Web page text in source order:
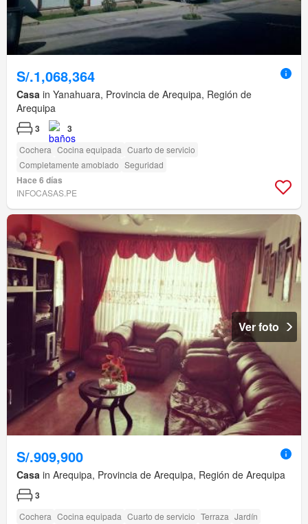
S/.1,068,364
Casa in Yanahuara, Provincia de Arequipa, Región de
Arequipa
3 3
Cochera Cocina equipada Cuarto de servicio
Completamente amoblado Seguridad
Hace 6 días
INFOCASAS.PE
Ver foto
S/.909,900
Casa in Arequipa, Provincia de Arequipa, Región de Arequipa
3
Cochera Cocina equipada Cuarto de servicio Terraza Jardín